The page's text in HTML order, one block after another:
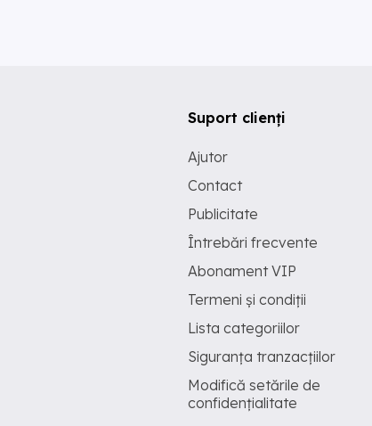
Suport clienți
Ajutor
Contact
Publicitate
Întrebări frecvente
Abonament VIP
Termeni și condiții
Lista categoriilor
Siguranța tranzacțiilor
Modifică setările de
confidențialitate